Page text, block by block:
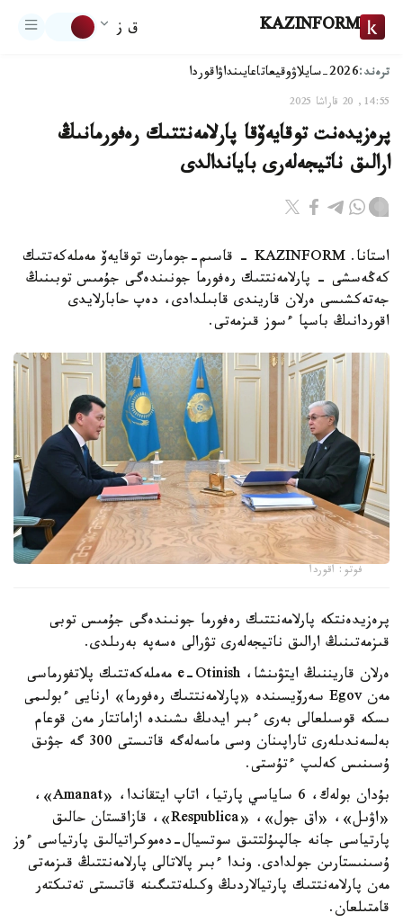
KAZINFORM ق ز
ترەند:2026-سايلاۋ وقيعاتاعايىنداۋاقوردا
14:55, 20 قاراشا 2025
پرەزيدەنت توقايەۆقا پارلامەنتتىك رەفورمانىڭ
ارالىق ناتيجەلەرى باياندالدى
استانا. KAZINFORM - قاسىم-جومارت توقايەۆ مەملەكەتتىك
كەڭەسشى - پارلامەنتتىك رەفورما جونىندەگى جۇمىس توبىنىڭ
جەتەكشىسى ەرلان قاريندى قابىلدادى، دەپ حابارلايدى
اقوردانىڭ باسپا ءسوز قىزمەتى.
فوتو: اقوردا
پرەزيدەنتكە پارلامەنتتىك رەفورما جونىندەگى جۇمىس توبى
قىزمەتىنىڭ ارالىق ناتيجەلەرى تۋرالى ەسەپە بەرىلدى.
ەرلان قاريننىڭ ايتۋىنشا، e-Otinish مەملەكەتتىك پلاتفورماسى
مەن Egov سەرۆيسىندە «پارلامەنتتىك رەفورما» ارنايى ءبولىمى
ىسكە قوسىلعالى بەرى ءبىر ايدىڭ ىشىندە ازاماتتار مەن قوعام
بەلسەندىلەرى تاراپىنان وسى ماسەلەگە قاتىستى 300 گە جۋىق
ۇسىنىس كەلىپ ءتۇستى.
بۇدان بولەك، 6 ساياسي پارتيا، اتاپ ايتقاندا، «Amanat»،
«اۋىل»، «اق جول»، «Respublica»، قازاقستان حالىق
پارتياسى جانە جالپىۇلتتىق سوتسيال-دەموكراتيالىق پارتياسى ءوز
ۇسىنىستارىن جولدادى. وندا ءبىر پالاتالى پارلامەنتتىڭ قىزمەتى
مەن پارلامەنتتىك پارتيالاردىڭ وكىلەتتىگىنە قاتىستى تەتىكتەر
قامتىلعان.